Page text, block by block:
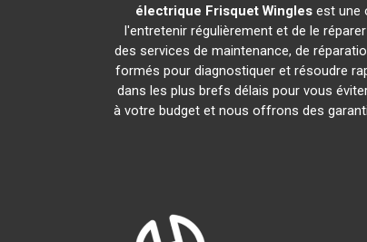
électrique Frisquet Winglesest une
l'entretenir régulièrement et de le
des services de maintenance, de
formés pour diagnostiquer et résoudre
dans les plus brefs délais pour vous
à votre budget et nous offrons des